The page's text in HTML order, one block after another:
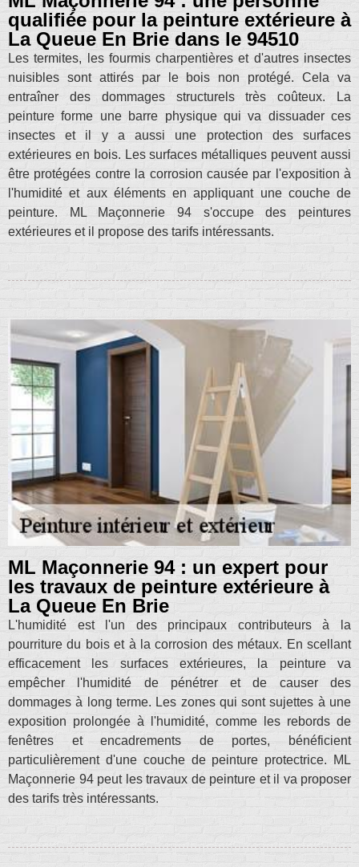
qualifiée pour la peinture extérieure à
La Queue En Brie dans le 94510
Les termites, les fourmis charpentières et d'autres insectes
nuisibles sont attirés par le bois non protégé. Cela va
entraîner des dommages structurels très coûteux. La
peinture forme une barre physique qui va dissuader ces
insectes et il y a aussi une protection des surfaces
extérieures en bois. Les surfaces métalliques peuvent aussi
être protégées contre la corrosion causée par l'exposition à
l'humidité et aux éléments en appliquant une couche de
peinture. ML Maçonnerie 94 s'occupe des peintures
extérieures et il propose des tarifs intéressants.
ML Maçonnerie 94 : un expert pour
les travaux de peinture extérieure à
La Queue En Brie
L'humidité est l'un des principaux contributeurs à la
pourriture du bois et à la corrosion des métaux. En scellant
efficacement les surfaces extérieures, la peinture va
empêcher l'humidité de pénétrer et de causer des
dommages à long terme. Les zones qui sont sujettes à une
exposition prolongée à l'humidité, comme les rebords de
fenêtres et encadrements de portes, bénéficient
particulièrement d'une couche de peinture protectrice. ML
Maçonnerie 94 peut les travaux de peinture et il va proposer
des tarifs très intéressants.